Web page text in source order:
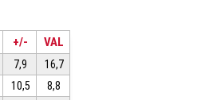
+/- VAL
7,9
16,7
10,5
8,8